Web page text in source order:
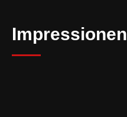
Impressionen